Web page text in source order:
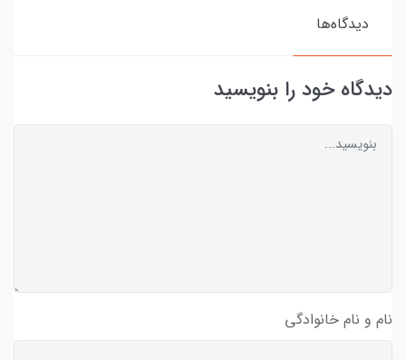
دیدگاه‌ها
دیدگاه خود را بنویسید
نام و نام خانوادگی